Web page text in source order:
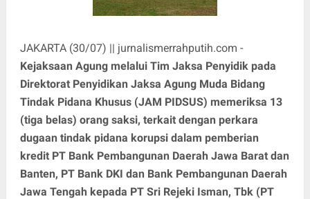
JAKARTA (30/07) || jurnalismerrahputih.com -
Kejaksaan Agung melalui Tim Jaksa Penyidik pada
Direktorat Penyidikan Jaksa Agung Muda Bidang
Tindak Pidana Khusus (JAM PIDSUS) memeriksa 13
(tiga belas) orang saksi, terkait dengan perkara
dugaan tindak pidana korupsi dalam pemberian
kredit PT Bank Pembangunan Daerah Jawa Barat dan
Banten, PT Bank DKI dan Bank Pembangunan Daerah
Jawa Tengah kepada PT Sri Rejeki Isman, Tbk (PT